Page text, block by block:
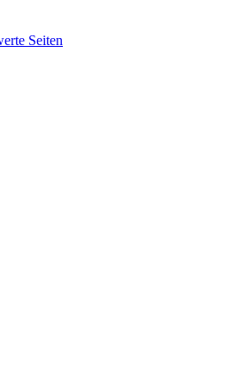
Seiten